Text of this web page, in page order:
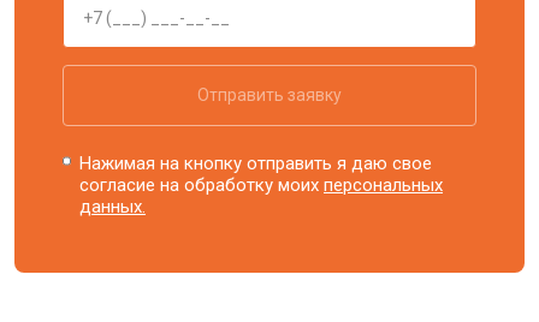
Отправить заявку
Нажимая на кнопку отправить я даю свое
согласие на обработку моихперсональных
данных.